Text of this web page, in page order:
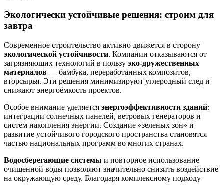
Экологически устойчивые решения: строим для
завтра
Современное строительство активно движется в сторону
экологической устойчивости. Компании отказываются от
загрязняющих технологий в пользу эко-дружественных
материалов — бамбука, переработанных композитов,
вторсырья. Эти решения минимизируют углеродный след и
снижают энергоёмкость проектов.
Особое внимание уделяется энергоэффективности зданий:
интеграции солнечных панелей, ветровых генераторов и
систем накопления энергии. Создание «зеленых зон» и
развитие устойчивого городского пространства становятся
частью национальных программ во многих странах.
Водосберегающие системы и повторное использование
очищенной воды позволяют значительно снизить воздействие
на окружающую среду. Благодаря комплексному подходу